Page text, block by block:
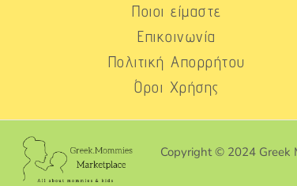
Ποιοι είμαστε
Επικοινωνία
Πολιτική Απορρήτου
Όροι Χρήσης
Copyright © 2024 Greek